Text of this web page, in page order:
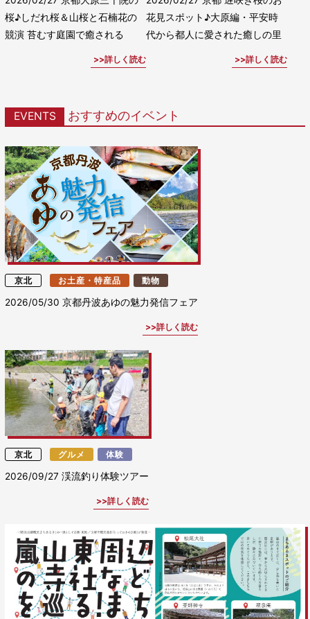
桜♪しだれ桜＆山桜と石楠花の
競演 苔むす庭園で癒される
詳しく読む
花見スポット♪大原編・平安時
代から都人に愛された癒しの里
詳しく読む
EVENTS おすすめのイベント
京北 お土産・特産品 動物
2026/05/30京都丹波あゆの魅力発信フェア
詳しく読む
京北 グルメ 体験
2026/09/27渓流釣り体験ツアー
詳しく読む